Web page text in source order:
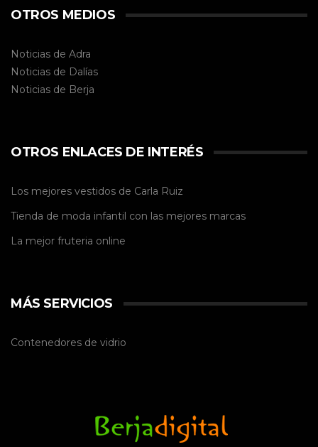
OTROS MEDIOS
Noticias de Adra
Noticias de Dalías
Noticias de Berja
OTROS ENLACES DE INTERÉS
Los mejores vestidos de Carla Ruiz
Tienda de moda infantil con las mejores marcas
La mejor fruteria online
MÁS SERVICIOS
Contenedores de vidrio